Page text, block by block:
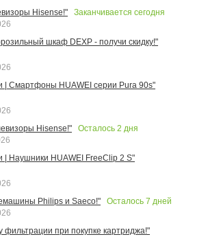
Hisense!"
Заканчивается сегодня
шкаф DEXP - получи скидку!"
| Смартфоны HUAWEI серии Pura 90s"
Hisense!"
Осталось 2 дня
| Наушники HUAWEI FreeClip 2 S"
Philips и Saeco!"
Осталось 7 дней
фильтрации при покупке картриджа!"